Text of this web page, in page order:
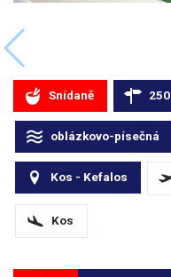
Snídaně 250
oblázkovo-písečná
Kos - Kefalos
Kos